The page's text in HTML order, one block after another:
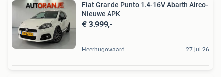
Fiat Grande Punto 1.4-16V Abarth Airco-
Nieuwe APK
€ 3.999,-
Heerhugowaard 27 jul 26